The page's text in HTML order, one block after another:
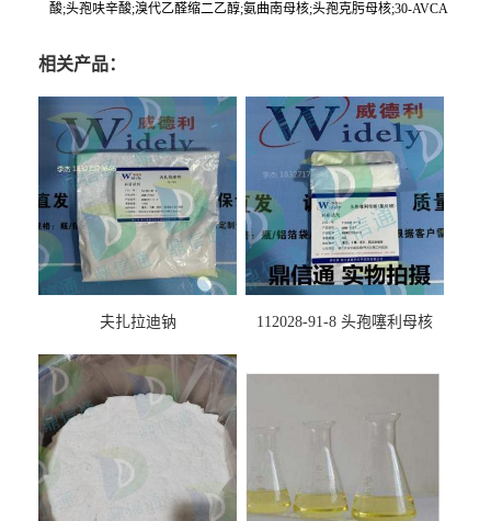
酸;头孢呋辛酸;溴代乙醛缩二乙醇;氨曲南母核;头孢克肟母核;30-AVCA
相关产品：
夫扎拉迪钠
112028-91-8 头孢噻利母核